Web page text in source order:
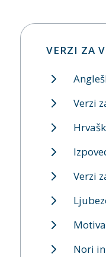
VERZI ZA
Verzi
Verzi
Nori